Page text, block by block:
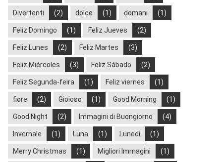
Divertenti (2) dolce (1) domani (1)
Feliz Domingo (1) Feliz Jueves (2)
Feliz Lunes (2) Feliz Martes (3)
Feliz Miércoles (3) Feliz Sábado (2)
Feliz Segunda-feira (1) Feliz viernes (1)
fiore (2) Gioioso (1) Good Morning (1)
Good Night (2) Immagini di Buongiorno (4)
Invernale (1) Luna (1) Lunedi (1)
Merry Christmas (1) Migliori Immagini (1)